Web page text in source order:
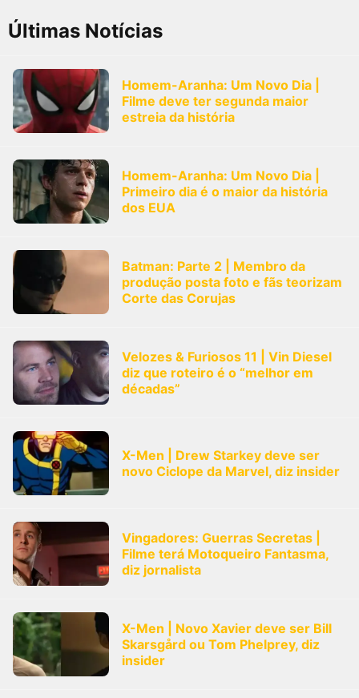
Últimas Notícias
Homem-Aranha: Um Novo Dia |
Filme deve ter segunda maior
estreia da história
Homem-Aranha: Um Novo Dia |
Primeiro dia é o maior da história
dos EUA
Batman: Parte 2 | Membro da
produção posta foto e fãs teorizam
Corte das Corujas
Velozes & Furiosos 11 | Vin Diesel
diz que roteiro é o “melhor em
décadas”
X-Men | Drew Starkey deve ser
novo Ciclope da Marvel, diz insider
Vingadores: Guerras Secretas |
Filme terá Motoqueiro Fantasma,
diz jornalista
X-Men | Novo Xavier deve ser Bill
Skarsgård ou Tom Phelprey, diz
insider